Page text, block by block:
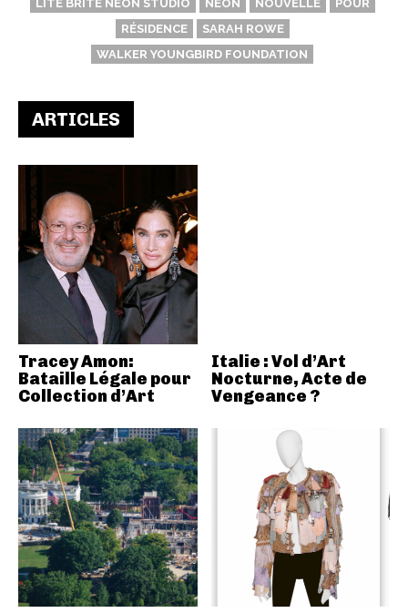
LITE BRITE NEON STUDIO
NEON NOUVELLE
POUR
RÉSIDENCE
SARAH ROWE
WALKER YOUNGBIRD FOUNDATION
ARTICLES
Tracey Amon:
Bataille Légale pour
Collection d’Art
Italie : Vol d’Art
Nocturne, Acte de
Vengeance ?